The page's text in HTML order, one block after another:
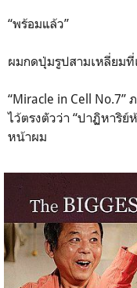
“พร้อมแล้ว”
ผมกดปุ่มรูปสามเหลี่ยม
“Miracle in Cell
ไว้ตรงตัวว่า “ปาฏิหาริ
หน้าผม